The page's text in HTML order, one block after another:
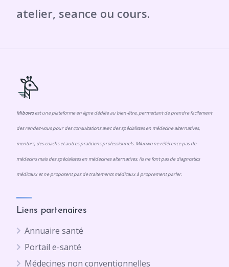
Mibowoest une plateforme en ligne dédiée au bien-être, permettant de prendre facilement
des rendez-vous pour des consultations avec des spécialistes en médecine alternatives,
mentors, des coachs et autres praticiens professionnels. Mibowo ne référence pas de
médecins mais des spécialistes en médecines alternatives. Ils ne font pas de diagnostics
médicaux et ne proposent pas de traitements médicaux à proprement parler.
Liens partenaires
Annuaire santé
Portail e-santé
Médecines non conventionnelles